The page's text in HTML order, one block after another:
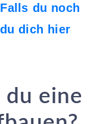
Falls du noch
dich hier
eine